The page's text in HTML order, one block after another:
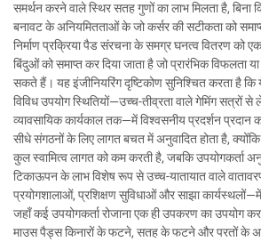
समर्थन करने वाले स्थिर सतह गुणों का लाभ मिलता है, बिना
बनावट के अनियमितताओं के जो कर्सर की सटीकता को
निर्माण प्रक्रिया पैड संरचना के समग्र घनत्व वितरण को
बिंदुओं को समाप्त कर दिया जाता है जो प्रारंभिक विफलता
सकते हैं। यह इंजीनियरिंग दृष्टिकोण सुनिश्चित करता है
विविध उपयोग स्थितियों—उच्च-तीव्रता वाले गेमिंग
व्यावसायिक कार्यकाल तक—में विश्वसनीय प्रदर्शन प्रदान
सीधे संगठनों के लिए लागत बचत में अनुवादित होता है,
कुल स्वामित्व लागत को कम करती है, जबकि उपयोगकर्ता
टिकाऊपन के लाभ विशेष रूप से उच्च-यातायात वाले
प्रयोगशालाओं, प्रशिक्षण सुविधाओं और साझा
जहाँ कई उपयोगकर्ता रोजाना एक ही उपकरण का उपयोग
माउस पैड्स किनारों के फटने, सतह के फटने और परतों के